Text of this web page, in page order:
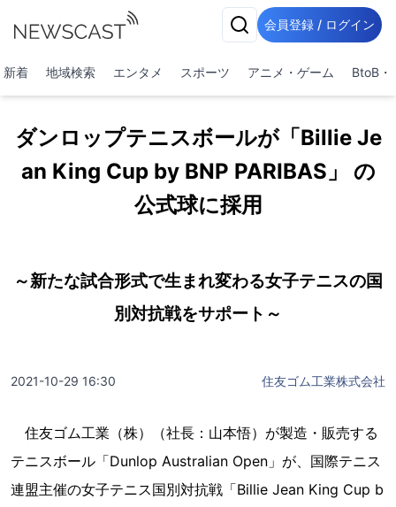
会員登録 / ログイン
新着 地域検索 エンタメ スポーツ アニメ・ゲーム BtoB・
ダンロップテニスボールが「Billie Je
an King Cup by BNP PARIBAS」 の
公式球に採用
～新たな試合形式で生まれ変わる女子テニスの国
別対抗戦をサポート～
2021-10-29 16:30 住友ゴム工業株式会社
住友ゴム工業（株）（社長：山本悟）が製造・販売する
テニスボール「Dunlop Australian Open」が、国際テニス
連盟主催の女子テニス国別対抗戦「Billie Jean King Cup b